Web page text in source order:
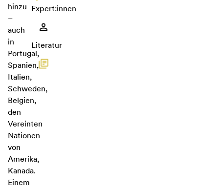
hinzu
–
auch
in
Portugal,
Spanien,
Italien,
Schweden,
Belgien,
den
Vereinten
Nationen
von
Amerika,
Kanada.
Einem
Expert:innen
Literatur